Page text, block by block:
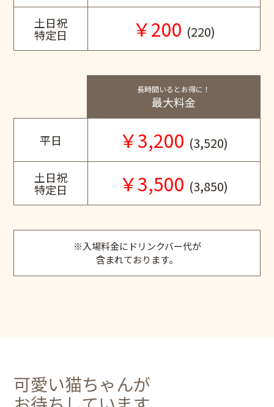
土日祝
特定日 ￥200 (220)
長時間いるとお得に！
最大料金
平日 ￥3,200 (3,520)
土日祝
特定日 ￥3,500 (3,850)
※入場料金にドリンクバー代が
含まれております。
可愛い猫ちゃんが